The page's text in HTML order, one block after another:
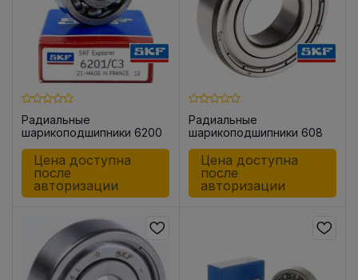
Радиальные
шарикоподшипники 6200
Цена доступна
после
авторизации
Радиальные
шарикоподшипники 608
Цена доступна
после
авторизации